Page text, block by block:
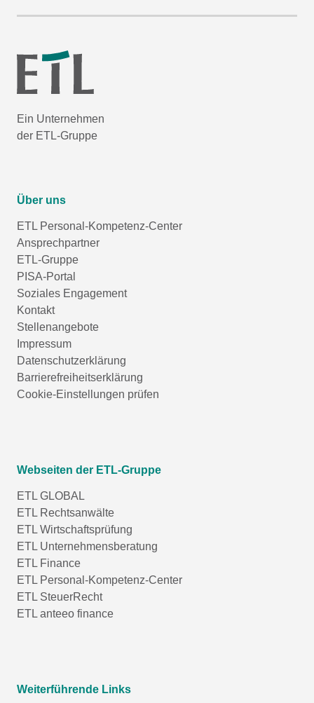
Ein Unternehmen
der ETL-Gruppe
Über uns
ETL Personal-Kompetenz-Center
Ansprechpartner
ETL-Gruppe
PISA-Portal
Soziales Engagement
Kontakt
Stellenangebote
Impressum
Datenschutzerklärung
Barrierefreiheitserklärung
Cookie-Einstellungen prüfen
Webseiten der ETL-Gruppe
ETL GLOBAL
ETL Rechtsanwälte
ETL Wirtschaftsprüfung
ETL Unternehmensberatung
ETL Finance
ETL Personal-Kompetenz-Center
ETL SteuerRecht
ETL anteeo finance
Weiterführende Links